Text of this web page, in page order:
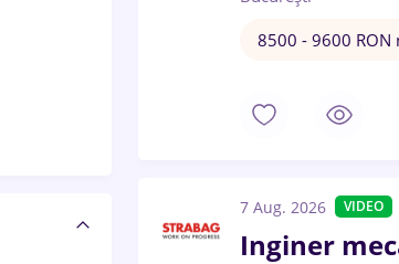
8500 - 9600 RON
7 Aug. 2026 VIDEO
Inginer